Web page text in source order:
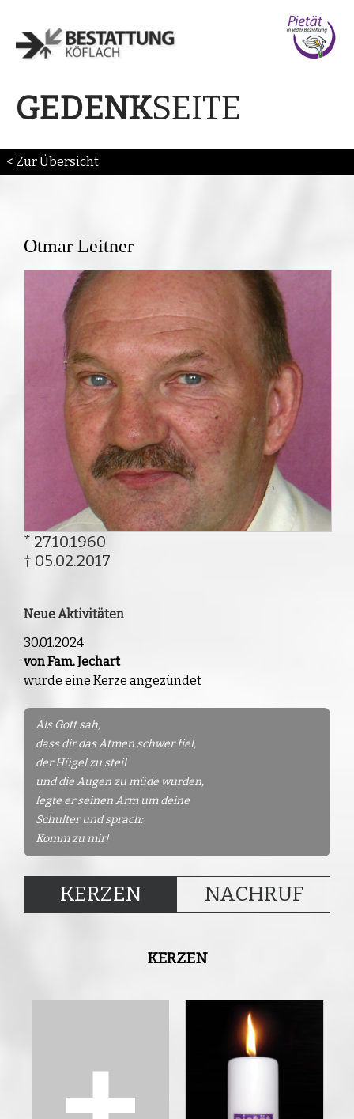
GEDENKSEITE
< Zur Übersicht
Otmar Leitner
* 27.10.1960
† 05.02.2017
Neue Aktivitäten
30.01.2024
von Fam. Jechart
wurde eine Kerze angezündet
Als Gott sah,
dass dir das Atmen schwer fiel,
der Hügel zu steil
und die Augen zu müde wurden,
legte er seinen Arm um deine
Schulter und sprach:
Komm zu mir!
KERZEN NACHRUF
KERZEN